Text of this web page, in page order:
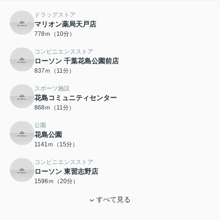
ドラッグストア
マリオン薬局天戸店
778ｍ（10分）
コンビニエンスストア
ローソン 千葉花島公園前店
837ｍ（11分）
スポーツ施設
花島コミュニティセンター
868ｍ（11分）
公園
花島公園
1141ｍ（15分）
コンビニエンスストア
ローソン 東習志野店
1596ｍ（20分）
すべて見る